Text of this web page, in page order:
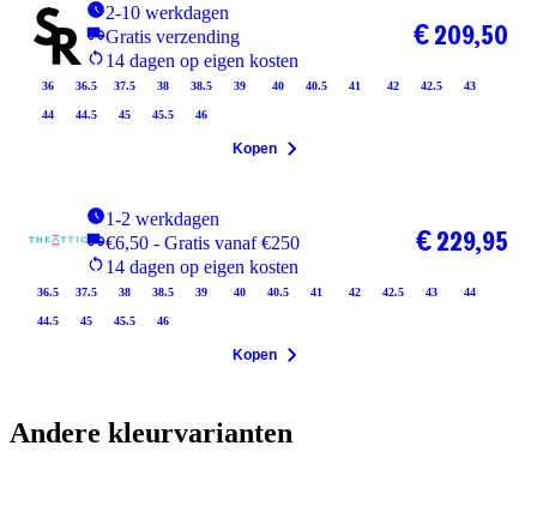
2-10 werkdagen
Gratis verzending
14 dagen op eigen kosten
36 36.5 37.5 38 38.5 39 40 40.5 41 42 42.5 43
44 44.5 45 45.5 46
€ 209,50
Kopen
1-2 werkdagen
€6,50 - Gratis vanaf €250
14 dagen op eigen kosten
36.5 37.5 38 38.5 39 40 40.5 41 42 42.5 43 44
44.5 45 45.5 46
€ 229,95
Kopen
Andere kleurvarianten